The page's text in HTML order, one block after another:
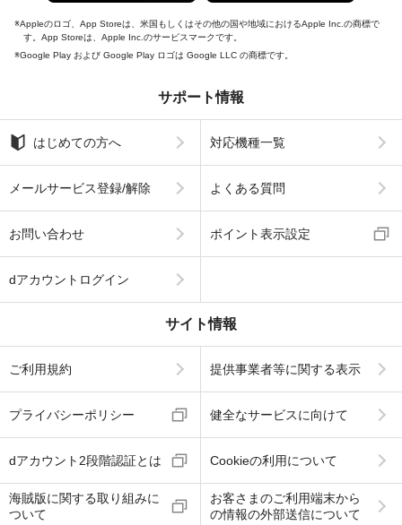
Appleのロゴ、App Storeは、米国もしくはその他の国や地域におけるApple Inc.の商標で
す。App Storeは、Apple Inc.のサービスマークです。
Google Play および Google Play ロゴは Google LLC の商標です。
サポート情報
はじめての方へ 対応機種一覧
メールサービス登録/解除 よくある質問
お問い合わせ ポイント表示設定
dアカウントログイン
サイト情報
ご利用規約 提供事業者等に関する表示
プライバシーポリシー 健全なサービスに向けて
dアカウント2段階認証とは Cookieの利用について
海賊版に関する取り組みに
ついて
お客さまのご利用端末から
の情報の外部送信について